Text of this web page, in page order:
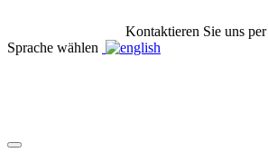
Kontaktieren Sie uns per
Sprache wählen